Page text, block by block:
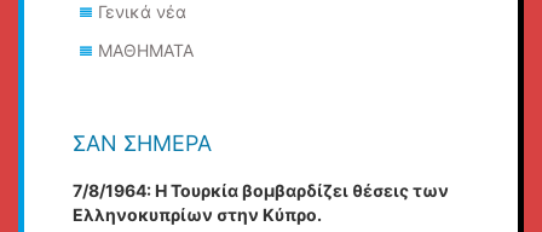
Γενικά νέα
ΜΑΘΗΜΑΤΑ
ΣΑΝ ΣΉΜΕΡΑ
7/8/1964: Η Τουρκία βομβαρδίζει θέσεις των
Ελληνοκυπρίων στην Κύπρο.